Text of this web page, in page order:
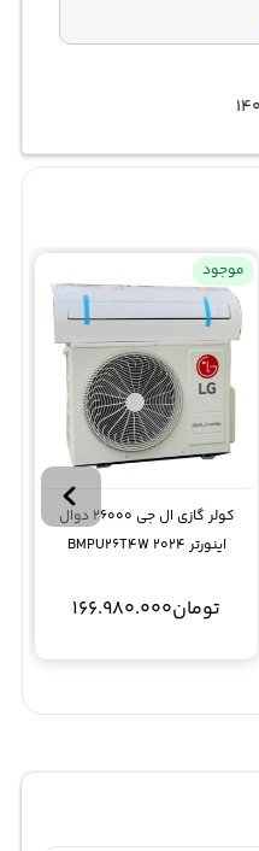
موجود
کولر گازی ال جی 26000 دوال
اینورتر BMPU26T4W 2024
تومان166.980.000